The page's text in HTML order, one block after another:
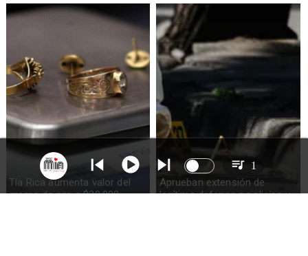
Tía Rica aumenta valor del
gramo de oro a $30.000
Aprueban extensión de
legítima defensa a policías y
1